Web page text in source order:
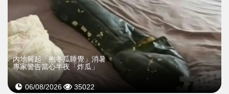
內地興起「抱冬瓜睡覺」消暑
專家警告當心半夜「炸瓜」
06/08/2026 35022